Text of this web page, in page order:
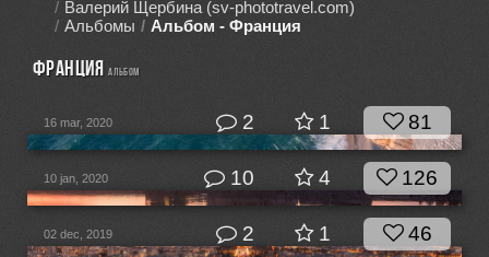
Валерий Щербина (sv-phototravel.com)
Альбомы
Альбом - Франция
Францияальбом
16 mar, 2020 2 1 81
10 jan, 2020 10 4 126
02 dec, 2019 2 1 46